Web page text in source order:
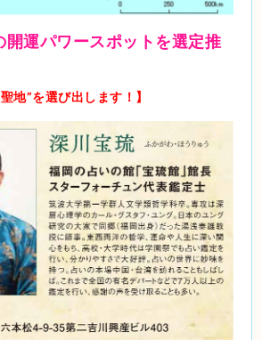
開運パワースポットを選定推
地”を選び出します！】